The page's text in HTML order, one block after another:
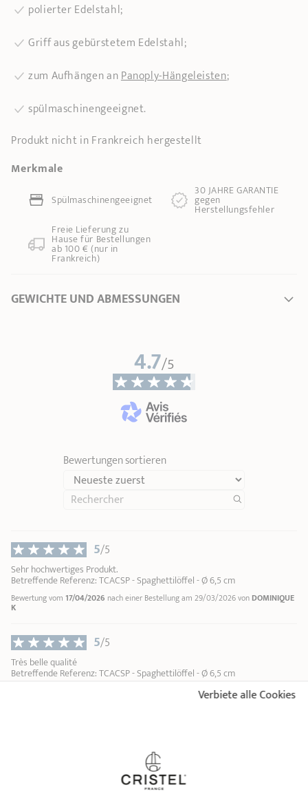
polierter Edelstahl;
Griff aus gebürstetem Edelstahl;
zum Aufhängen anPanoply-Hängeleisten;
spülmaschinengeeignet.
Produkt nicht in Frankreich hergestellt
Merkmale
Spülmaschinengeeignet
30 JAHRE GARANTIE
gegen
Herstellungsfehler
Freie Lieferung zu
Hause für Bestellungen
ab 100 € (nur in
Frankreich)
GEWICHTE UND ABMESSUNGEN
4,50 cm
4.7/5
Bewertungen sortieren
5/5
Sehr hochwertiges Produkt.
Betreffende Referenz: TCACSP - Spaghettilöffel - Ø 6,5 cm
Bewertung vom 17/04/2026 nach einer Bestellung am 29/03/2026 von DOMINIQUE
K
5/5
Très belle qualité
Betreffende Referenz: TCACSP - Spaghettilöffel - Ø 6,5 cm
nach einer Bestellung am 15/07/2025 vonAMELIE E
Betreffende Referenz: TCACSP - Spaghettilöffel - Ø 6,5 cm
nach einer Bestellung am 08/04/2025 von
Verbiete alle Cookies